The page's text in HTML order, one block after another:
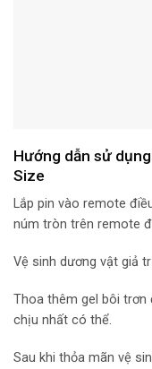
Hướng dẫn sử
Size
Lắp pin vào remote
núm tròn trên remote
Vệ sinh dương vật giả
Thoa thêm gel bôi trơn
chịu nhất có thể.
Sau khi thỏa mãn vệ